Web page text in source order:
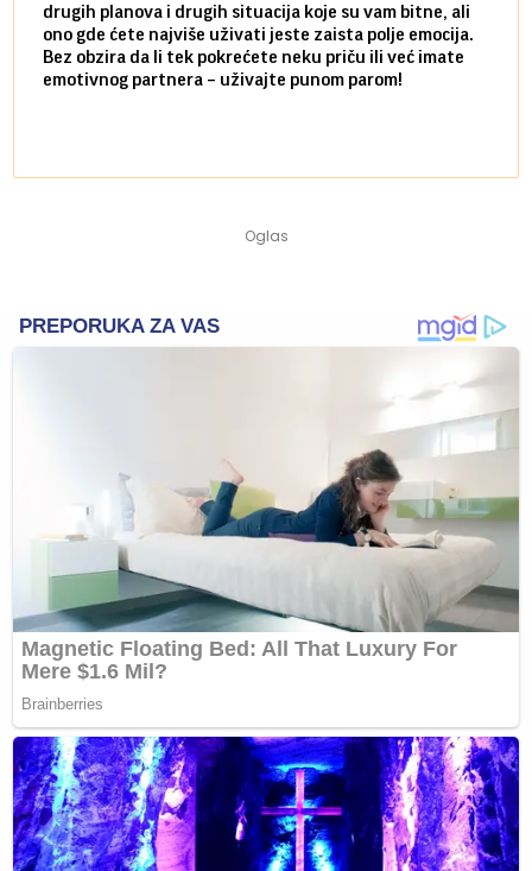
drugih planova i drugih situacija koje su vam bitne, ali
ono gde ćete najviše uživati jeste zaista polje emocija.
Bez obzira da li tek pokrećete neku priču ili već imate
emotivnog partnera – uživajte punom parom!